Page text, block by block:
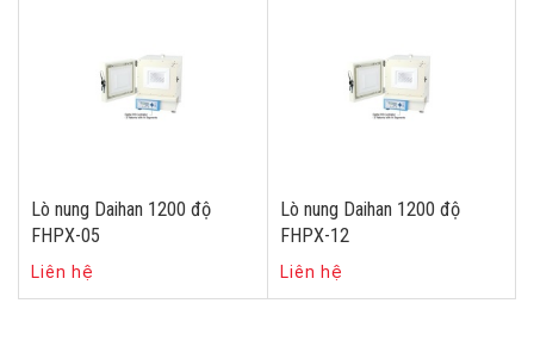
Lò nung Daihan 1200 độ
FHPX-05
Liên hệ
Lò nung Daihan 1200 độ
FHPX-12
Liên hệ